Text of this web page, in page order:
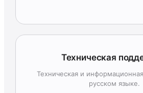
Техническая
Техническая и
русском языке.